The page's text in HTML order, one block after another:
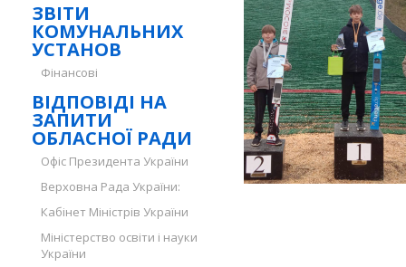
ЗВІТИ
КОМУНАЛЬНИХ
УСТАНОВ
Фінансові
ВІДПОВІДІ НА
ЗАПИТИ
ОБЛАСНОЇ РАДИ
Офіс Президента України
Верховна Рада України:
Кабінет Міністрів України
Міністерство освіти і науки
України